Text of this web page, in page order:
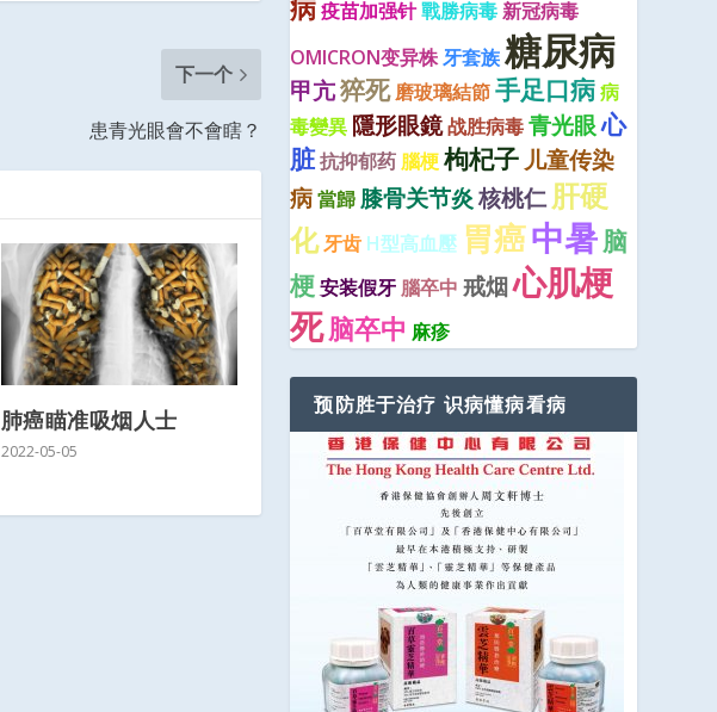
下一个
患青光眼會不會瞎？
肺癌瞄准吸烟人士
2022-05-05
病疫苗加强针戰勝病毒新冠病毒
OMICRON变异株牙套族糖尿病
甲亢猝死 磨玻璃結節手足口病病
毒變異 隱形眼鏡战胜病毒青光眼心
脏抗抑郁药 腦梗枸杞子 儿童传染
病當歸 膝骨关节炎 核桃仁肝硬
化牙齿 H型高血壓 胃癌中暑脑
梗安装假牙 腦卒中 戒烟心肌梗
死脑卒中 麻疹
预防胜于治疗 识病懂病看病